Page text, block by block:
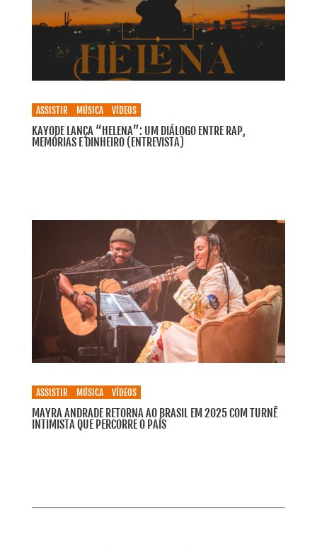
ASSISTIR MÚSICA VÍDEOS
KAYODE LANÇA “HELENA”: UM DIÁLOGO ENTRE RAP,
MEMÓRIAS E DINHEIRO (ENTREVISTA)
ASSISTIR MÚSICA VÍDEOS
MAYRA ANDRADE RETORNA AO BRASIL EM 2025 COM TURNÊ
INTIMISTA QUE PERCORRE O PAÍS